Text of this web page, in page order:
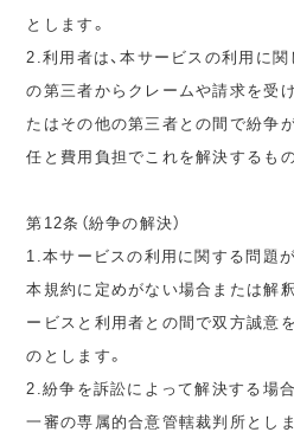
とします。
2.利用者は、本サービスの利用に
の第三者からクレームや請求を受
たはその他の第三者との間で紛争
任と費用負担でこれを解決するも
第12条（紛争の解決）
1.本サービスの利用に関する問題
本規約に定めがない場合または解
ービスと利用者との間で双方誠意
のとします。
2.紛争を訴訟によって解決する場
一審の専属的合意管轄裁判所としま